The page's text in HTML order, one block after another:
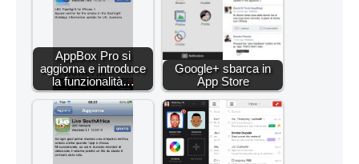
AppBox Pro si
aggiorna e introduce
la funzionalità…
Google+ sbarca in
App Store